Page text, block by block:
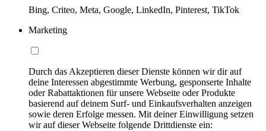
Bing, Criteo, Meta, Google, LinkedIn, Pinterest, TikTok
Marketing
Durch das Akzeptieren dieser Dienste können wir dir auf
deine Interessen abgestimmte Werbung, gesponserte Inhalte
oder Rabattaktionen für unsere Webseite oder Produkte
basierend auf deinem Surf- und Einkaufsverhalten anzeigen
sowie deren Erfolge messen. Mit deiner Einwilligung setzen
wir auf dieser Webseite folgende Drittdienste ein: